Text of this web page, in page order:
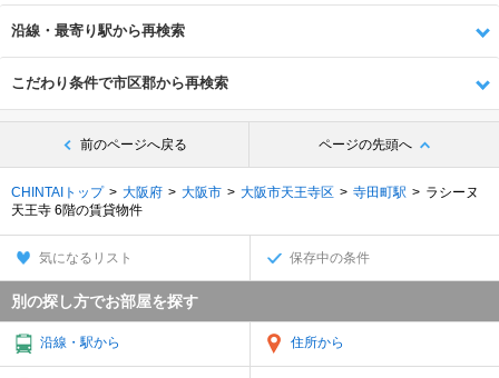
沿線・最寄り駅から再検索
こだわり条件で市区郡から再検索
前のページへ戻る ページの先頭へ
CHINTAIトップ 大阪府 大阪市 大阪市天王寺区 寺田町駅
ラシーヌ
天王寺 6階の賃貸物件
気になるリスト 保存中の条件
別の探し方でお部屋を探す
沿線・駅から 住所から